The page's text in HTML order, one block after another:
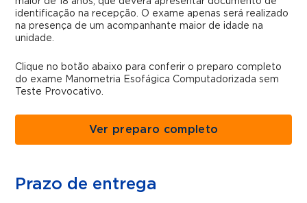
identificação na recepção. O exame apenas será realizado
na presença de um acompanhante maior de idade na
unidade.
Clique no botão abaixo para conferir o preparo completo
do exame Manometria Esofágica Computadorizada sem
Teste Provocativo.
Ver preparo completo
Prazo de entrega